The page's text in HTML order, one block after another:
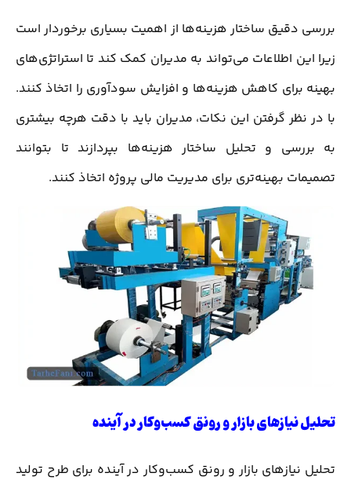
بررسی دقیق ساختار هزینه‌ها از اهمیت بسیاری برخوردار است
زیرا این اطلاعات می‌تواند به مدیران کمک کند تا استراتژی‌های
بهینه برای کاهش هزینه‌ها و افزایش سودآوری را اتخاذ کنند.
با در نظر گرفتن این نکات، مدیران باید با دقت هرچه بیشتری
به بررسی و تحلیل ساختار هزینه‌ها بپردازند تا بتوانند
تصمیمات بهینه‌تری برای مدیریت مالی پروژه اتخاذ کنند.
تحلیل نیازهای بازار و رونق کسب‌وکار در آینده
تحلیل نیازهای بازار و رونق کسب‌وکار در آینده برای طرح تولید